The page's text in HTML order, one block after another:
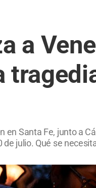
a
en Santa Fe, junto a
julio. Qué se